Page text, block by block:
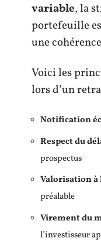
variable, la
portefeuille
une
Voici les
lors d’un
Notification
Respect du
prospectus
Valorisation à
préalable
Virement du
l’investisseur